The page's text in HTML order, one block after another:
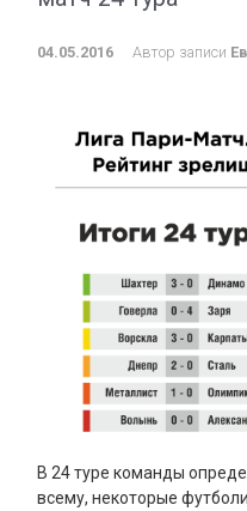
04.05.2016 Автор записи
В 24 туре команды
всему, некоторые